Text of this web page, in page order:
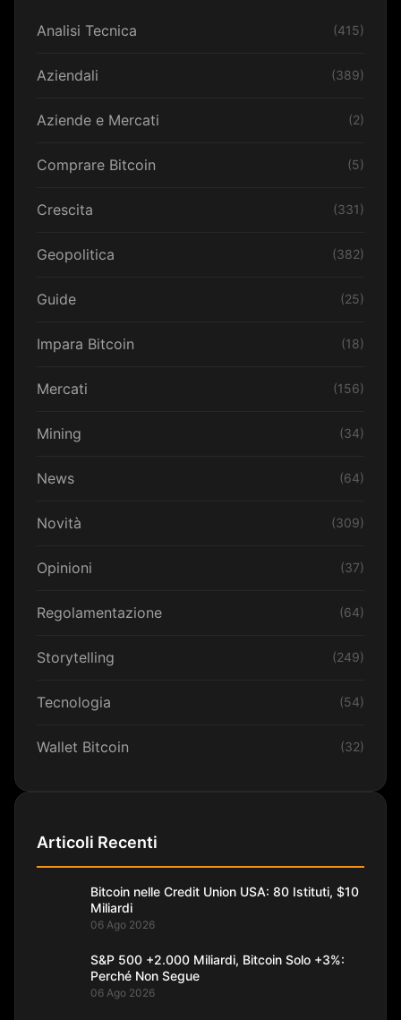
Analisi Tecnica (415)
Aziendali (389)
Aziende e Mercati (2)
Comprare Bitcoin (5)
Crescita (331)
Geopolitica (382)
Guide (25)
Impara Bitcoin (18)
Mercati (156)
Mining (34)
News (64)
Novità (309)
Opinioni (37)
Regolamentazione (64)
Storytelling (249)
Tecnologia (54)
Wallet Bitcoin (32)
Articoli Recenti
Bitcoin nelle Credit Union USA: 80 Istituti, $10
Miliardi
06 Ago 2026
S&P 500 +2.000 Miliardi, Bitcoin Solo +3%:
Perché Non Segue
06 Ago 2026